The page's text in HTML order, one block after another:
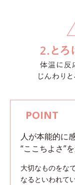
人が本能的に
“ここちよさ”
大切なものをな
なるといわれて